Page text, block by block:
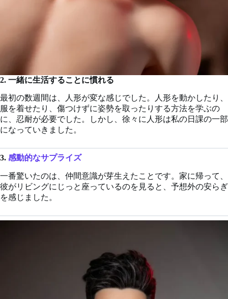
2. 一緒に生活することに慣れる
最初の数週間は、人形が変な感じでした。人形を動かしたり、
服を着せたり、傷つけずに姿勢を取ったりする方法を学ぶの
に、忍耐が必要でした。しかし、徐々に人形は私の日課の一部
になっていきました。
3. 感動的なサプライズ
一番驚いたのは、仲間意識が芽生えたことです。家に帰って、
彼がリビングにじっと座っているのを見ると、予想外の安らぎ
を感じました。